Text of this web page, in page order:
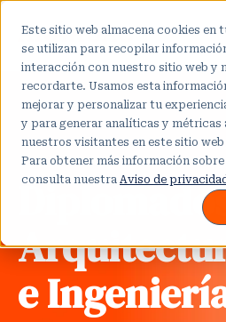
Este sitio web almacena cookies en
se utilizan para recopilar
interacción con nuestro sitio web y
recordarte. Usamos esta
mejorar y personalizar tu
y para generar analíticas y métricas
nuestros visitantes en este sitio
Para obtener más información
consulta nuestra Aviso de
e